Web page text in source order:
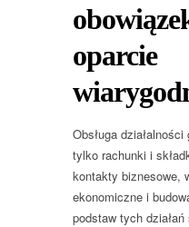
oparcie
Obsługa
tylko rachunki i
kontakty biznesowe,
ekonomiczne i
podstaw tych